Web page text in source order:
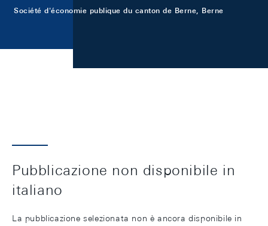
Société d'économie publique du canton de Berne, Berne
Pubblicazione non disponibile in
italiano
La pubblicazione selezionata non è ancora disponibile in